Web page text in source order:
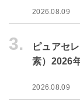
2026.08.09
3.
ピュアセ
素）2026
2026.08.09